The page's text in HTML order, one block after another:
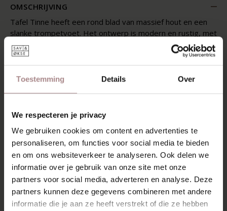
Toestemming Details Over
We respecteren je privacy
We gebruiken cookies om content en advertenties te
personaliseren, om functies voor social media te bieden
en om ons websiteverkeer te analyseren. Ook delen we
informatie over je gebruik van onze site met onze
partners voor social media, adverteren en analyse. Deze
partners kunnen deze gegevens combineren met andere
informatie die je aan ze heeft verstrekt of die ze hebben
OMSCHRIJVING
Tafel Tinne heeft een rond blad van massief hout en een
slanke trompetvoet. Het ontwerp is modern en rustig, met
sterke materialen en een stabiele basis. Het houten blad
geeft de tafel een warme uitstraling. De poot is leverbaar
in twee kleuren, zodat je de tafel goed kunt laten
aansluiten op je interieur.
Het blad is verkrijgbaar in diameters van 110 tot 130 cm.
samen te zitten.
KENMERKEN
VERPAKKING & MONTAGE
ZAKELIJK